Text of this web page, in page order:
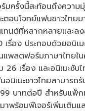
ครั้งนี้สะท้อนถึงความ
ะตอบโจทย์แฟนชาวไท
ทนต์ที่หลากหลายและ
เรื่อง ประกอบด้วยอนิ
แพลตฟอร์มภาษาไทย
26 เรื่อง และอนิเมะซั
นิเมะชาวไทยสามารถ
บาทต่อปี สำหรับแพ็
พร้อมฟีเจอร์เพิ่มเติม